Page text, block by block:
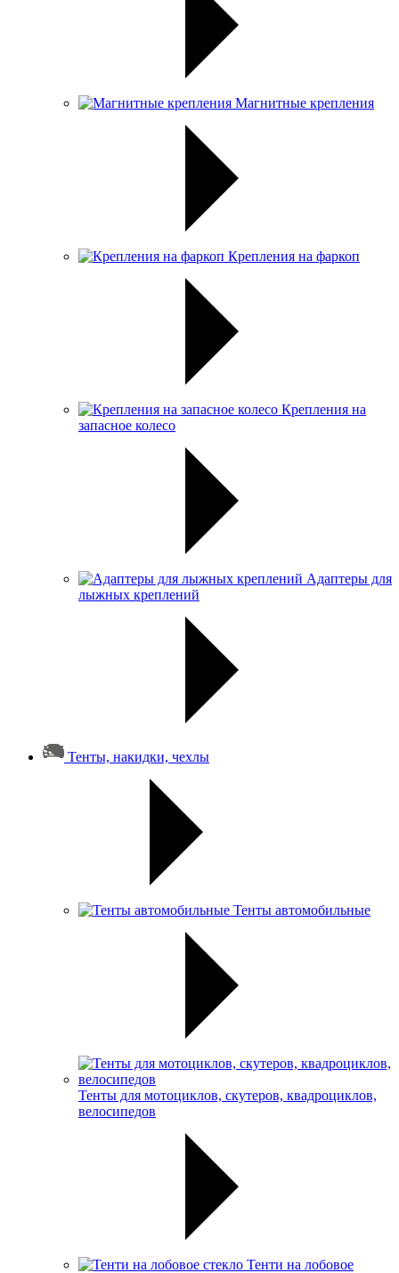
Магнитные крепления
Крепления на фаркоп
Крепления на
запасное колесо
Адаптеры для
лыжных креплений
Тенты, накидки, чехлы
Тенты автомобильные
Тенты для мотоциклов, скутеров, квадроциклов,
велосипедов
Тенти на лобовое